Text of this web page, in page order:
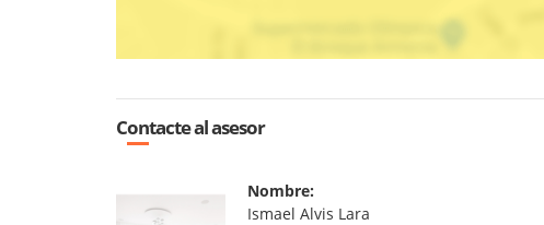
Contacte al asesor
Nombre:
Ismael Alvis Lara